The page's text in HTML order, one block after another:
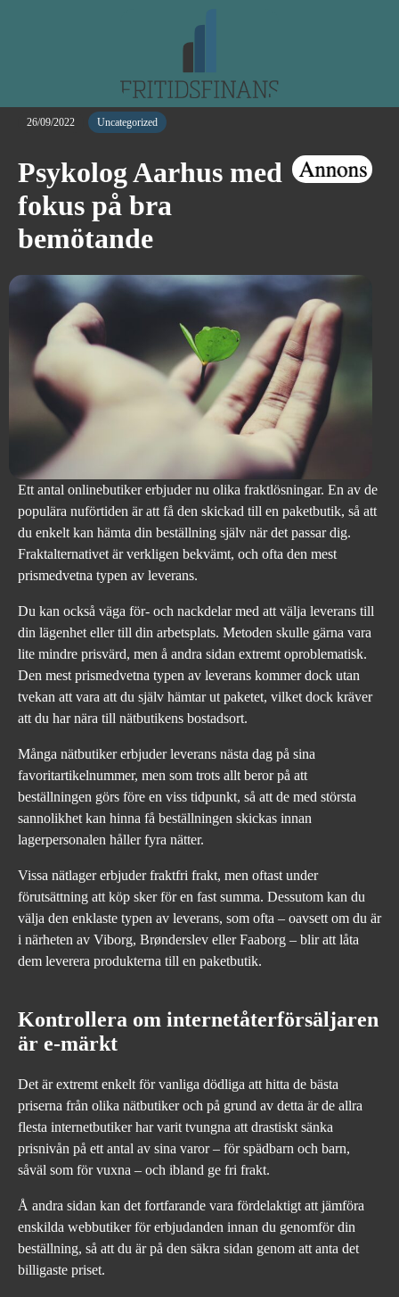
26/09/2022 Uncategorized
Psykolog Aarhus med
fokus på bra
bemötande
Ett antal onlinebutiker erbjuder nu olika fraktlösningar. En av de
populära nuförtiden är att få den skickad till en paketbutik, så att
du enkelt kan hämta din beställning själv när det passar dig.
Fraktalternativet är verkligen bekvämt, och ofta den mest
prismedvetna typen av leverans.
Du kan också väga för- och nackdelar med att välja leverans till
din lägenhet eller till din arbetsplats. Metoden skulle gärna vara
lite mindre prisvärd, men å andra sidan extremt oproblematisk.
Den mest prismedvetna typen av leverans kommer dock utan
tvekan att vara att du själv hämtar ut paketet, vilket dock kräver
att du har nära till nätbutikens bostadsort.
Många nätbutiker erbjuder leverans nästa dag på sina
favoritartikelnummer, men som trots allt beror på att
beställningen görs före en viss tidpunkt, så att de med största
sannolikhet kan hinna få beställningen skickas innan
lagerpersonalen håller fyra nätter.
Vissa nätlager erbjuder fraktfri frakt, men oftast under
förutsättning att köp sker för en fast summa. Dessutom kan du
välja den enklaste typen av leverans, som ofta – oavsett om du är
i närheten av Viborg, Brønderslev eller Faaborg – blir att låta
dem leverera produkterna till en paketbutik.
Kontrollera om internetåterförsäljaren
är e-märkt
Det är extremt enkelt för vanliga dödliga att hitta de bästa
priserna från olika nätbutiker och på grund av detta är de allra
flesta internetbutiker har varit tvungna att drastiskt sänka
prisnivån på ett antal av sina varor – för spädbarn och barn,
såväl som för vuxna – och ibland ge fri frakt.
Å andra sidan kan det fortfarande vara fördelaktigt att jämföra
enskilda webbutiker för erbjudanden innan du genomför din
beställning, så att du är på den säkra sidan genom att anta det
billigaste priset.